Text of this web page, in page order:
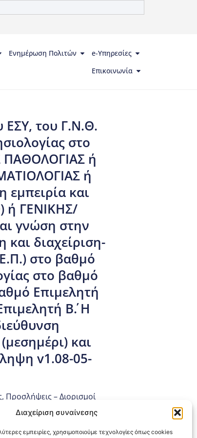
Διαχείριση συναίνεσης
εμπειρίες, χρησιμοποιούμε τεχνολογίες όπως cookies
Ενημέρωση Πολιτών
e-Υπηρεσίες
Επικοινωνία
ΕΣΥ, του Γ.Ν.Θ.
στο
ΠΑΘΟΛΟΓΙΑΣ ή
ή
και
ή ΓΕΝΙΚΗΣ/
γνώση στην
διαχείριση-
στο βαθμό
στο βαθμό
Επιμελητή
Β΄. Η
και
v1.08-05-
, Προσλήψεις – Διορισμοί